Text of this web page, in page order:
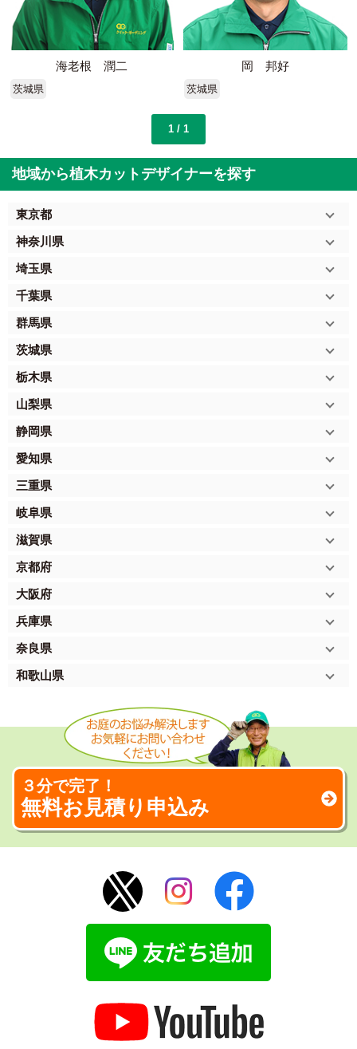
海老根 潤二
茨城県
岡 邦好
茨城県
1 / 1
地域から植木カットデザイナーを探す
東京都
神奈川県
埼玉県
千葉県
群馬県
茨城県
栃木県
山梨県
静岡県
愛知県
三重県
岐阜県
滋賀県
京都府
大阪府
兵庫県
奈良県
和歌山県
３分で完了！
無料お見積り申込み